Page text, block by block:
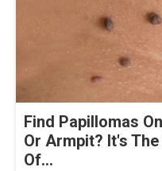
Find Papillomas
Or Armpit? It's
Of...